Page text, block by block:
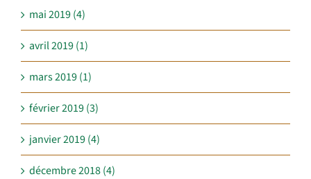
mai 2019 (4)
avril 2019 (1)
mars 2019 (1)
février 2019 (3)
janvier 2019 (4)
décembre 2018 (4)